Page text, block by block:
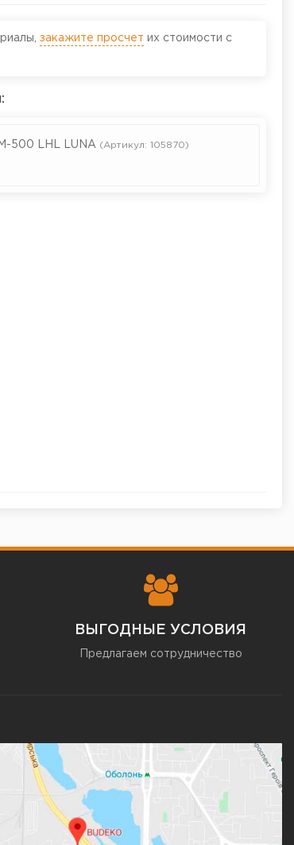
закажите просчет их стоимости с
500 LHL LUNA (Артикул: 105870)
ВЫГОДНЫЕ УСЛОВИЯ
Предлагаем сотрудничество